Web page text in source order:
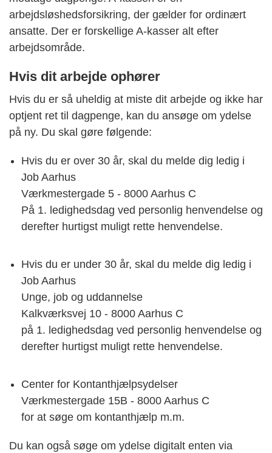
arbejdsløshedsforsikring, der gælder for ordinært
ansatte. Der er forskellige A-kasser alt efter
arbejdsområde.
Hvis dit arbejde ophører
Hvis du er så uheldig at miste dit arbejde og ikke har
optjent ret til dagpenge, kan du ansøge om ydelse
på ny. Du skal gøre følgende:
Hvis du er over 30 år, skal du melde dig ledig i
Job Aarhus
Værkmestergade 5 - 8000 Aarhus C
På 1. ledighedsdag ved personlig henvendelse og
derefter hurtigst muligt rette henvendelse.
Hvis du er under 30 år, skal du melde dig ledig i
Job Aarhus
Unge, job og uddannelse
Kalkværksvej 10 - 8000 Aarhus C
på 1. ledighedsdag ved personlig henvendelse og
derefter hurtigst muligt rette henvendelse.
Center for Kontanthjælpsydelser
Værkmestergade 15B - 8000 Aarhus C
for at søge om kontanthjælp m.m.
Du kan også søge om ydelse digitalt enten via